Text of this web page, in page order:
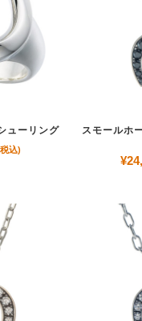
ューリング
込)
スモールホ
¥